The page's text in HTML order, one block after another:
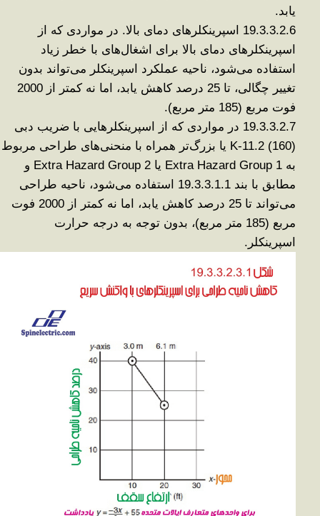
یابد.
19.3.3.2.6
اسپرینکلرهای دمای بالا. در مواردی که از
اسپرینکلرهای دمای بالا برای اشغال‌های با خطر زیاد
استفاده می‌شود، ناحیه عملکرد اسپرینکلر می‌تواند بدون
تغییر چگالی، تا 25 درصد کاهش یابد، اما نه کمتر از 2000
فوت مربع (185 متر مربع)
.
19.3.3.2.7 در مواردی که از اسپرینکلرهایی با ضریب دبی
K-11.2 (160) یا بزرگ‌تر همراه با منحنی‌های طراحی مربوط
به
یا
و
مطابق با بند 19.3.3.1.1 استفاده می‌شود، ناحیه طراحی
می‌تواند تا 25 درصد کاهش یابد، اما نه کمتر از 2000 فوت
مربع (185 متر
مربع)، بدون توجه به درجه حرارت
اسپرینکلر .